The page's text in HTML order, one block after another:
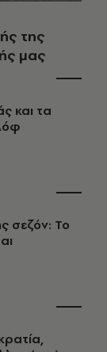
της
μας
και τα
σεζόν: Το